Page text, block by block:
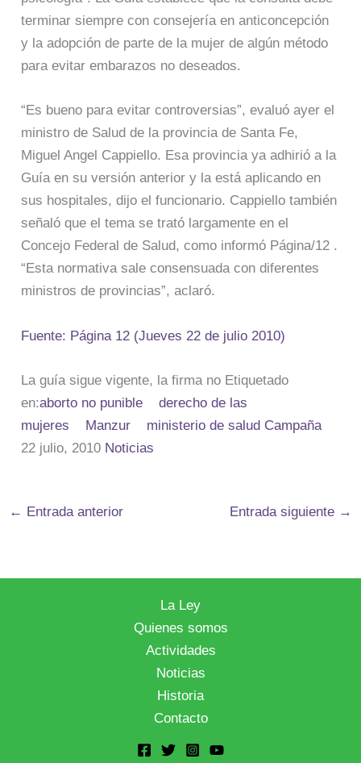
terminar siempre con consejería en anticoncepción
y la adopción de parte de la mujer de algún método
para evitar embarazos no deseados.
“Es bueno para evitar controversias”, evaluó ayer el
ministro de Salud de la provincia de Santa Fe,
Miguel Angel Cappiello. Esa provincia ya adhirió a la
Guía en su versión anterior y la está aplicando en
sus hospitales, dijo el funcionario. Cappiello también
señaló que el tema se trató largamente en el
Concejo Federal de Salud, como informó Página/12 .
“Esta normativa sale consensuada con diferentes
ministros de provincias”, aclaró.
Fuente: Página 12 (Jueves 22 de julio 2010)
La guía sigue vigente, la firma no Etiquetado
en:aborto no punible
derecho de las
mujeres
Manzur ministerio de salud Campaña
22 julio, 2010 Noticias
← Entrada anterior Entrada siguiente →
La Ley
Quienes somos
Actividades
Noticias
Historia
Contacto